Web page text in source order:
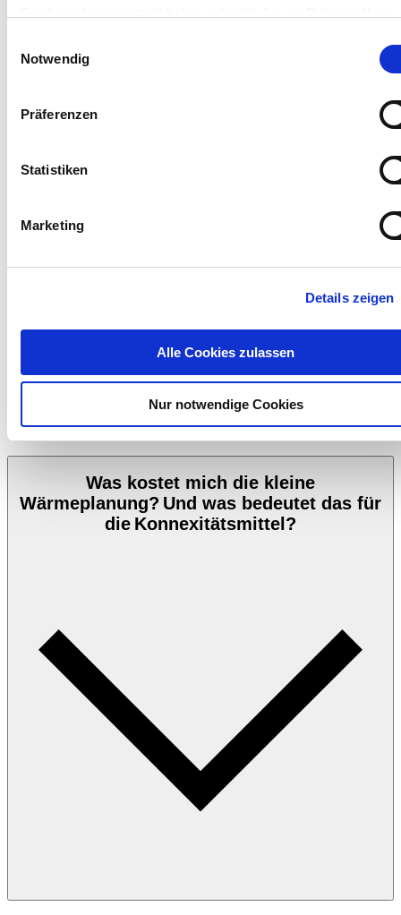
Notwendig
Präferenzen
Statistiken
Marketing
Details zeigen
Alle Cookies zulassen
Nur notwendige Cookies
Kommunen reduzieren. Ob Sie nun in die Kommunale
Wärmeplanung starten oder auf das Inkrafttreten der Novelle
Möchten Sie den Aufwand reduzieren?
Kommt Ihre Kommune gemäß Frage 2 dieser FAQs dafür in
Was kostet mich die kleine
Wärmeplanung? Und was bedeutet das für
die Konnexitätsmittel?